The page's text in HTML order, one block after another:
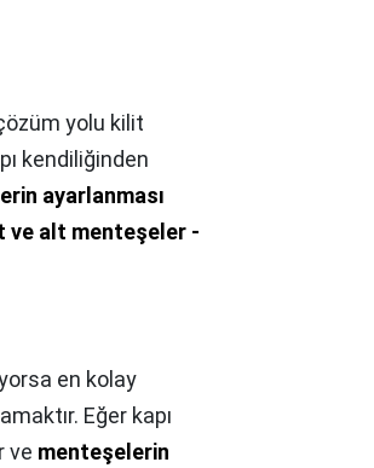
yolu kilit
kendiliğinden
ayarlanması
ve alt menteşeler -
en kolay
Eğer kapı
ve menteşelerin